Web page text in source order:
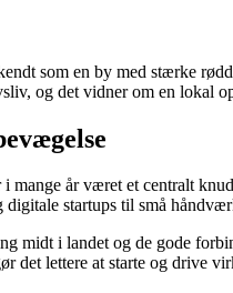
som en by med stærke
og det vidner om en lokal
i mange år været et centralt
startups til små
midt i landet og de gode
det lettere at starte og drive